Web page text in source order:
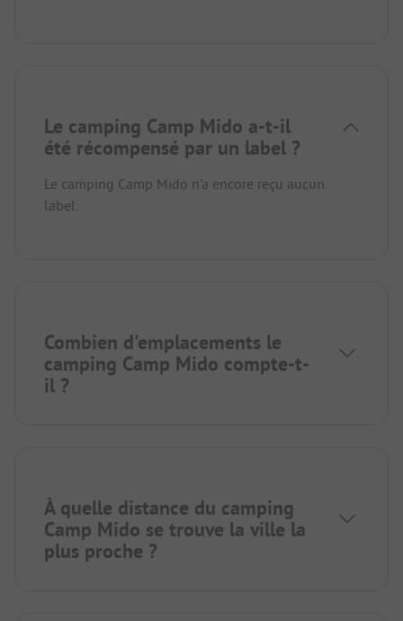
Le camping Camp Mido a-t-il
été récompensé par un label ?
Le camping Camp Mido n'a encore reçu aucun
label.
Combien d'emplacements le
camping Camp Mido compte-t-
il ?
À quelle distance du camping
Camp Mido se trouve la ville la
plus proche ?